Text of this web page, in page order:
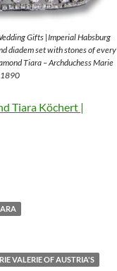
Gifts |Imperial Habsburg
diadem set with stones of every
Tiara – Archduchess Marie
1890
Tiara Köchert |
VALERIE OF AUSTRIA'S